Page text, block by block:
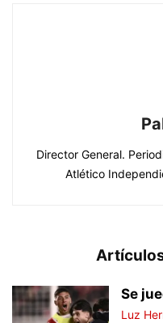
Director General.
Atlético
Se
Luz